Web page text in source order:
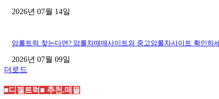
2026년 07월 14일
암롤트럭 찾는다면? 암롤차매매사이트와 중고암롤차사이트 확인하
2026년 07월 09일
더로드
■디젤트럭■ 추천.매물